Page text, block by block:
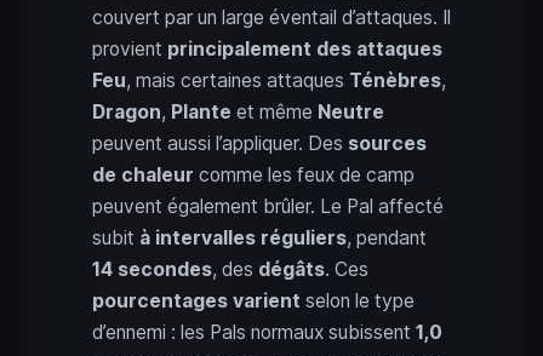
couvert par un large éventail d’attaques. Il
provient principalement des attaques
Feu, mais certaines attaques Ténèbres,
Dragon, Plante et même Neutre
peuvent aussi l’appliquer. Des sources
de chaleur comme les feux de camp
peuvent également brûler. Le Pal affecté
subit à intervalles réguliers, pendant
14 secondes, des dégâts. Ces
pourcentages varient selon le type
d’ennemi : les Pals normaux subissent 1,0